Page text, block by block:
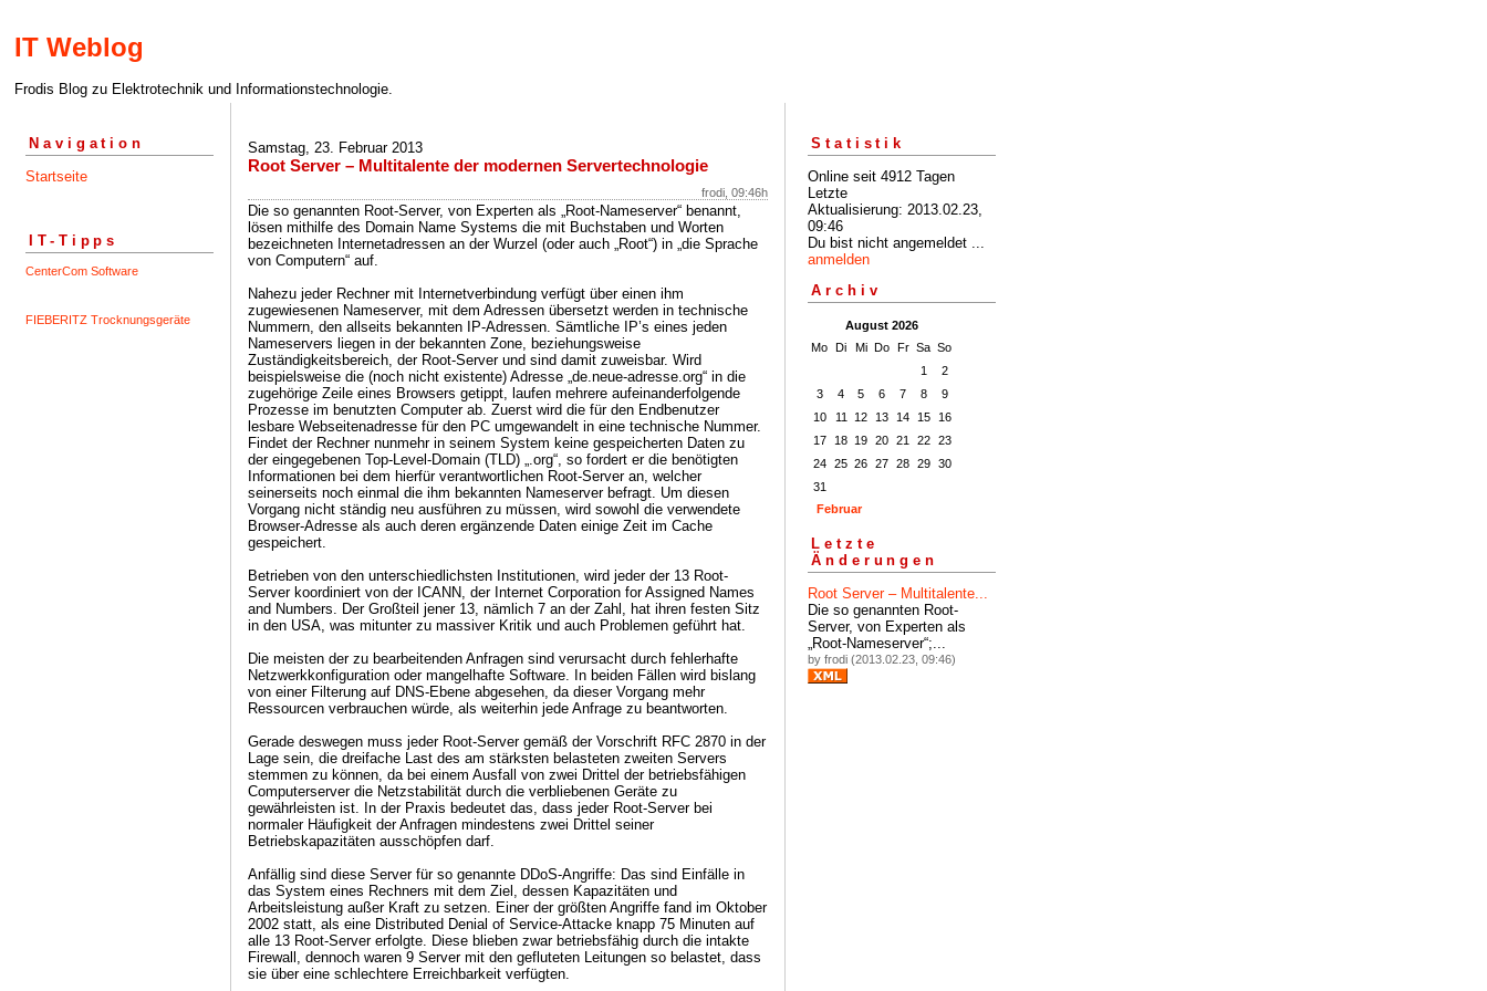
IT Weblog
Frodis Blog zu Elektrotechnik und Informationstechnologie.
Navigation
Startseite
IT-Tipps
CenterCom Software
FIEBERITZ Trocknungsgeräte
Samstag, 23. Februar 2013
Root Server – Multitalente der modernen Servertechnologie
frodi, 09:46h
Die so genannten Root-Server, von Experten als „Root-Nameserver“ benannt,
lösen mithilfe des Domain Name Systems die mit Buchstaben und Worten
bezeichneten Internetadressen an der Wurzel (oder auch „Root“) in „die Sprache
von Computern“ auf.
Nahezu jeder Rechner mit Internetverbindung verfügt über einen ihm
zugewiesenen Nameserver, mit dem Adressen übersetzt werden in technische
Nummern, den allseits bekannten IP-Adressen. Sämtliche IP’s eines jeden
Nameservers liegen in der bekannten Zone, beziehungsweise
Zuständigkeitsbereich, der Root-Server und sind damit zuweisbar. Wird
beispielsweise die (noch nicht existente) Adresse „de.neue-adresse.org“ in die
zugehörige Zeile eines Browsers getippt, laufen mehrere aufeinanderfolgende
Prozesse im benutzten Computer ab. Zuerst wird die für den Endbenutzer
lesbare Webseitenadresse für den PC umgewandelt in eine technische Nummer.
Findet der Rechner nunmehr in seinem System keine gespeicherten Daten zu
der eingegebenen Top-Level-Domain (TLD) „.org“, so fordert er die benötigten
Informationen bei dem hierfür verantwortlichen Root-Server an, welcher
seinerseits noch einmal die ihm bekannten Nameserver befragt. Um diesen
Vorgang nicht ständig neu ausführen zu müssen, wird sowohl die verwendete
Browser-Adresse als auch deren ergänzende Daten einige Zeit im Cache
gespeichert.
Betrieben von den unterschiedlichsten Institutionen, wird jeder der 13 Root-
Server koordiniert von der ICANN, der Internet Corporation for Assigned Names
and Numbers. Der Großteil jener 13, nämlich 7 an der Zahl, hat ihren festen Sitz
in den USA, was mitunter zu massiver Kritik und auch Problemen geführt hat.
Die meisten der zu bearbeitenden Anfragen sind verursacht durch fehlerhafte
Netzwerkkonfiguration oder mangelhafte Software. In beiden Fällen wird bislang
von einer Filterung auf DNS-Ebene abgesehen, da dieser Vorgang mehr
Ressourcen verbrauchen würde, als weiterhin jede Anfrage zu beantworten.
Gerade deswegen muss jeder Root-Server gemäß der Vorschrift RFC 2870 in der
Lage sein, die dreifache Last des am stärksten belasteten zweiten Servers
stemmen zu können, da bei einem Ausfall von zwei Drittel der betriebsfähigen
Computerserver die Netzstabilität durch die verbliebenen Geräte zu
gewährleisten ist. In der Praxis bedeutet das, dass jeder Root-Server bei
normaler Häufigkeit der Anfragen mindestens zwei Drittel seiner
Betriebskapazitäten ausschöpfen darf.
Anfällig sind diese Server für so genannte DDoS-Angriffe: Das sind Einfälle in
das System eines Rechners mit dem Ziel, dessen Kapazitäten und
Arbeitsleistung außer Kraft zu setzen. Einer der größten Angriffe fand im Oktober
2002 statt, als eine Distributed Denial of Service-Attacke knapp 75 Minuten auf
alle 13 Root-Server erfolgte. Diese blieben zwar betriebsfähig durch die intakte
Firewall, dennoch waren 9 Server mit den gefluteten Leitungen so belastet, dass
sie über eine schlechtere Erreichbarkeit verfügten.
Statistik
Online seit 4912 Tagen
Letzte
Aktualisierung: 2013.02.23,
09:46
Du bist nicht angemeldet ...
anmelden
Archiv
August 2026
Mo Di Mi Do Fr Sa So
1
2
3
4 5 6 7 8
9
10
11 12 13 14 15
16
17
18 19 20 21 22
23
24
25 26 27 28 29
30
31
Februar
Letzte
Änderungen
Root Server – Multitalente...
Die so genannten Root-
Server, von Experten als
„Root-Nameserver“;...
by frodi (2013.02.23, 09:46)